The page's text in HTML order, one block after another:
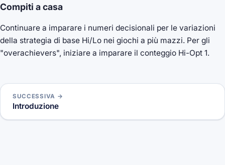
Compiti a casa
Continuare a imparare i numeri decisionali per le variazioni
della strategia di base Hi/Lo nei giochi a più mazzi. Per gli
"overachievers", iniziare a imparare il conteggio Hi-Opt 1.
SUCCESSIVA →
Introduzione